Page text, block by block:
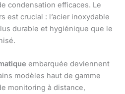
condensation efficaces. Le
est crucial : l’acier inoxydable
durable et hygiénique que le
embarquée deviennent
modèles haut de gamme
monitoring à distance,